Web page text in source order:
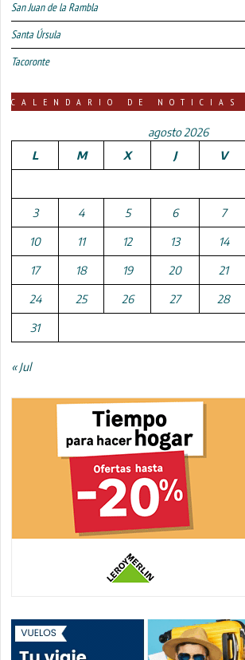
San Juan de la Rambla
Santa Úrsula
Tacoronte
CALENDARIO DE NOTICIAS
agosto 2026
L
M X J V
3 4 5 6 7
10 11 12 13 14
17 18 19 20 21
24 25 26 27 28
31
« Jul